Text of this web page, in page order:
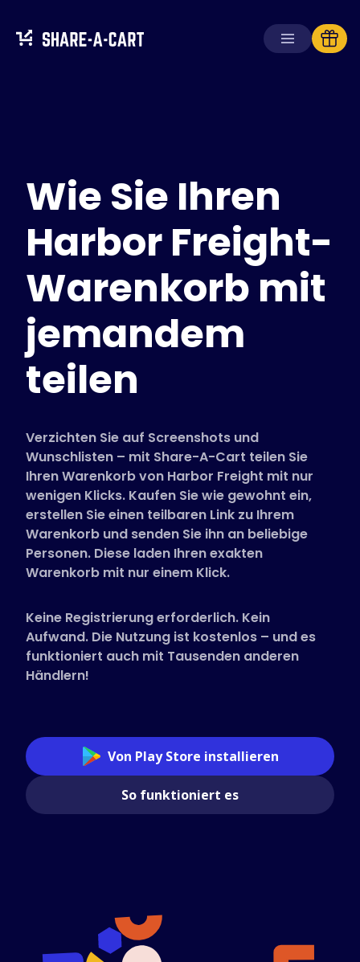
Lösungen
Für Verbraucher
Für Unternehmen
Hol dir Plus+
Anmelden
Unterstützte Shops
Deutsch (German)
Wie Sie Ihren
Harbor Freight-
Warenkorb mit
jemandem
teilen
Verzichten Sie auf Screenshots und
Wunschlisten – mit Share-A-Cart teilen Sie
Ihren Warenkorb von Harbor Freight mit nur
wenigen Klicks. Kaufen Sie wie gewohnt ein,
erstellen Sie einen teilbaren Link zu Ihrem
Warenkorb und senden Sie ihn an beliebige
Personen. Diese laden Ihren exakten
Warenkorb mit nur einem Klick.
Keine Registrierung erforderlich. Kein
Aufwand. Die Nutzung ist kostenlos – und es
funktioniert auch mit Tausenden anderen
Händlern!
Von Play Store installieren
So funktioniert es